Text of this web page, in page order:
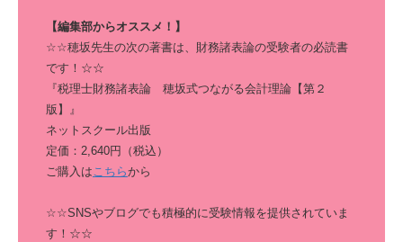
【編集部からオススメ！】
☆☆穂坂先生の次の著書は、財務諸表論の受験者の必読書
です！☆☆
『税理士財務諸表論 穂坂式つながる会計理論【第２
版】』
ネットスクール出版
定価：2,640円（税込）
ご購入はこちらから
☆☆SNSやブログでも積極的に受験情報を提供されていま
す！☆☆